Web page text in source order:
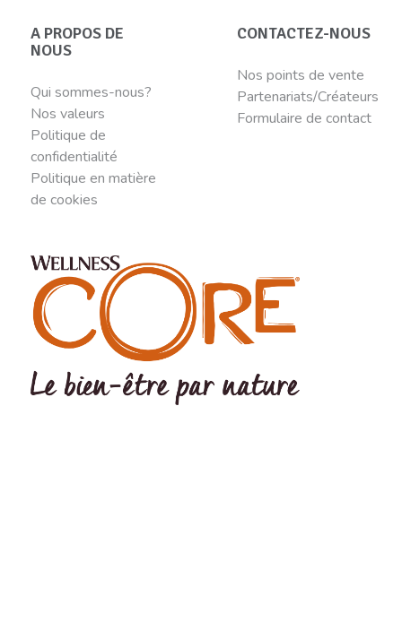
A PROPOS DE
NOUS
Qui sommes-nous?
Nos valeurs
Politique de
confidentialité
Politique en matière
de cookies
CONTACTEZ-NOUS
Nos points de vente
Partenariats/Créateurs
Formulaire de contact